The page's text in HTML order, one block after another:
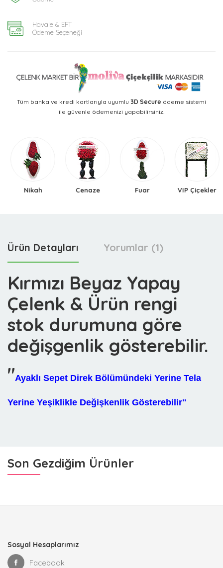
Havale & EFT
Ödeme Seçeneği
Tüm banka ve kredi kartlarıyla uyumlu 3D Secure ödeme sistemi
ile güvenle ödemenizi yapabilirsiniz.
Nikah Cenaze Fuar VIP Çiçekler
Ürün Detayları Yorumlar (1)
Kırmızı Beyaz Yapay
Çelenk & Ürün rengi
stok durumuna göre
değişgenlik gösterebilir.
"Ayaklı Sepet Direk Bölümündeki Yerine Tela
Yerine Yeşiklikle Değişkenlik Gösterebilir"
Son Gezdiğim Ürünler
Sosyal Hesaplarımız
Facebook